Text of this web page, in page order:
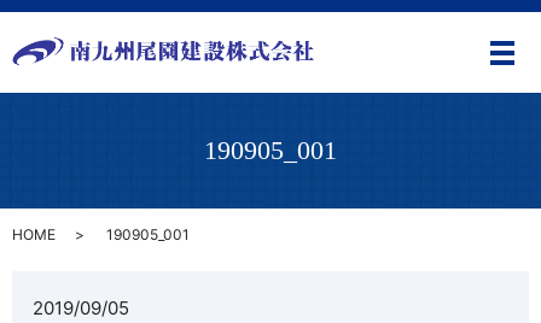
メ
190905_001
HOME 190905_001
2019/09/05